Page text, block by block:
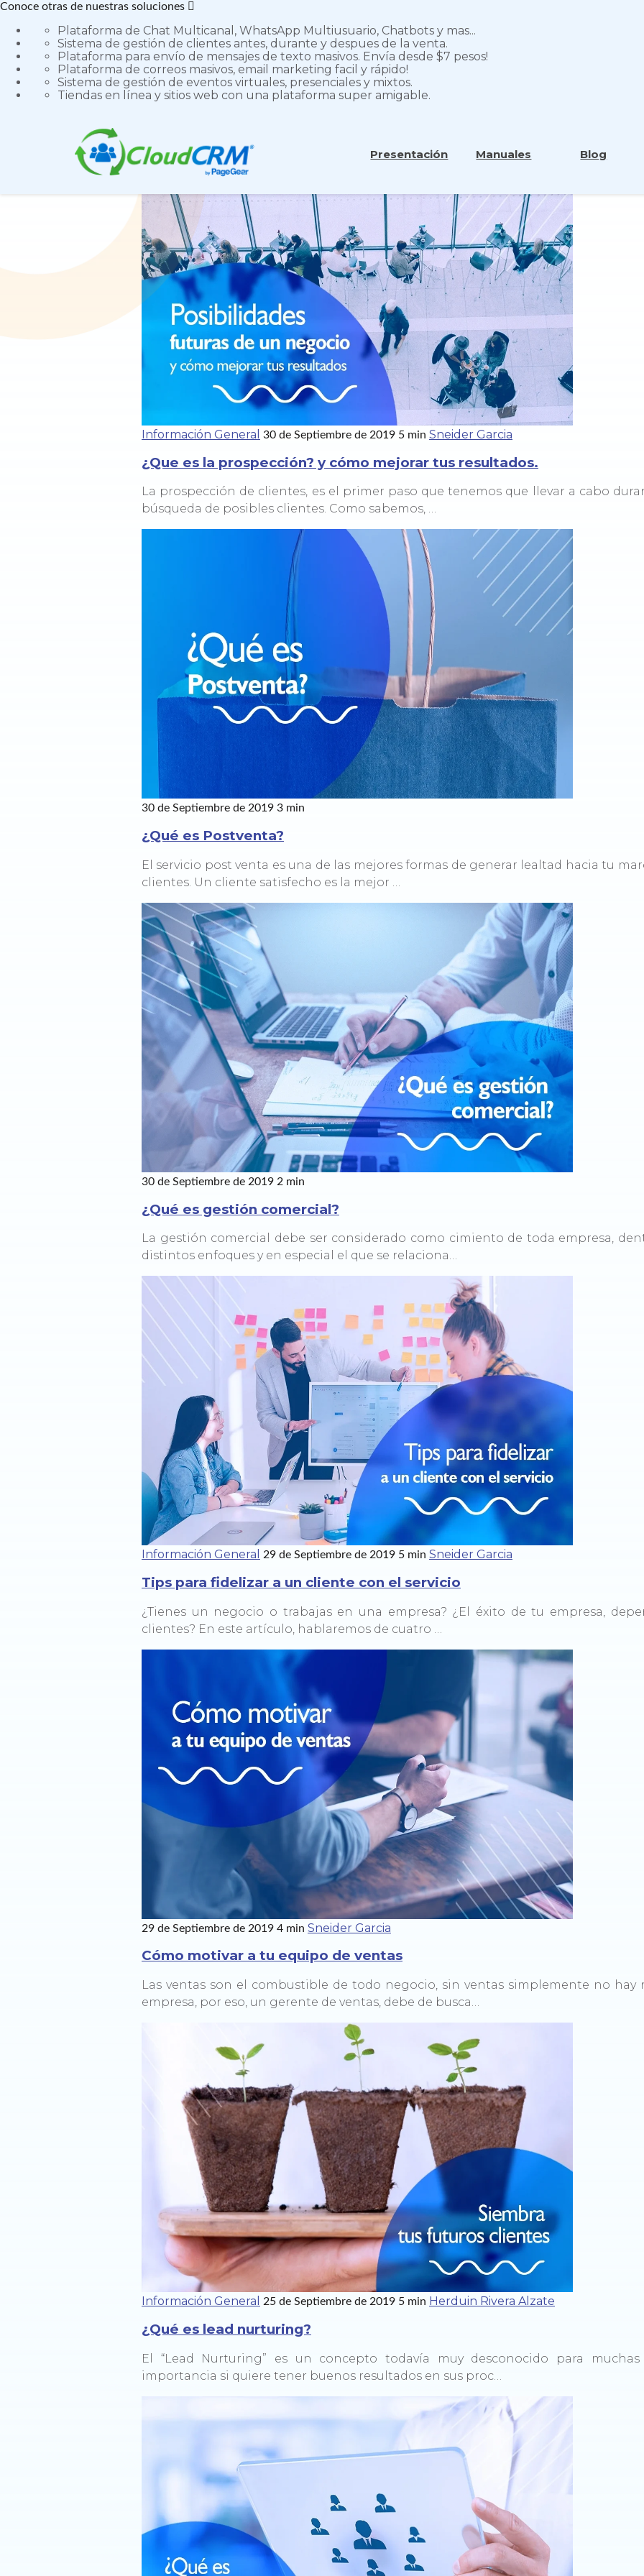
Conoce otras de nuestras soluciones
Plataforma de Chat Multicanal, WhatsApp Multiusuario, Chatbots y mas...
Sistema de gestión de clientes antes, durante y despues de la venta.
Plataforma para envío de mensajes de texto masivos. Envía desde $7 pesos!
Plataforma de correos masivos, email marketing facil y rápido!
Sistema de gestión de eventos virtuales, presenciales y mixtos.
Tiendas en línea y sitios web con una plataforma super amigable.
Presentación Manuales Blog
Información General 30 de Septiembre de 2019 5 min Sneider Garcia
¿Que es la prospección? y cómo mejorar tus resultados.
La prospección de clientes, es el primer paso que tenemos que llevar a cabo
búsqueda de posibles clientes. Como sabemos, …
30 de Septiembre de 2019 3 min
¿Qué es Postventa?
El servicio post venta es una de las mejores formas de generar lealtad hacia tu
clientes. Un cliente satisfecho es la mejor …
30 de Septiembre de 2019 2 min
¿Qué es gestión comercial?
La gestión comercial debe ser considerado como cimiento de toda empresa,
distintos enfoques y en especial el que se relaciona…
Información General 29 de Septiembre de 2019 5 min Sneider Garcia
Tips para fidelizar a un cliente con el servicio
¿Tienes un negocio o trabajas en una empresa? ¿El éxito de tu empresa,
clientes? En este artículo, hablaremos de cuatro …
29 de Septiembre de 2019 4 min Sneider Garcia
Cómo motivar a tu equipo de ventas
Las ventas son el combustible de todo negocio, sin ventas simplemente no
empresa, por eso, un gerente de ventas, debe de busca…
Información General 25 de Septiembre de 2019 5 min Herduin Rivera Alzate
¿Qué es lead nurturing?
El “Lead Nurturing” es un concepto todavía muy desconocido para
importancia si quiere tener buenos resultados en sus proc…